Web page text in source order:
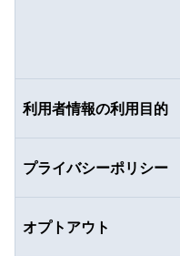
利用者情報の利用目的
プライバシーポリシー
オプトアウト